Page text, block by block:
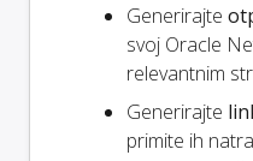
Generirajte
svoj Oracle
relevantnim
Generirajte
primite ih